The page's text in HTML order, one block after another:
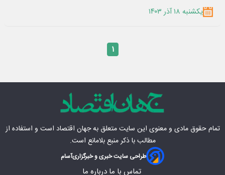
یکشنبه ۱۸ آذر ۱۴۰۳
۱
تمام حقوق مادی‌ و معنوی این سایت متعلق بهجهان اقتصاد است و استفاده از
مطالب با ذکر منبع بلامانع است.
طراحی سایت خبری و خبرگزاریآسام
تماس با ما درباره ما